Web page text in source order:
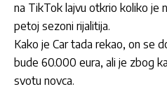
na TikTok lajvu otkrio koliko je
petoj sezoni rijalitija.
Kako je Cartada rekao, on se
bude 60.000 eura, ali je zbog
svotu novca.